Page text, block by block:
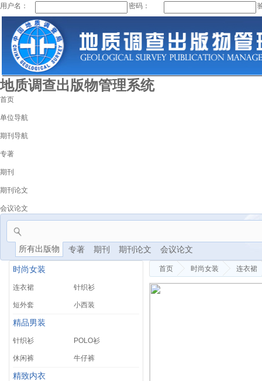
用户名： 密码：
地质调查出版物管理系统
首页
单位导航
期刊导航
专著
期刊
期刊论文
会议论文
所有出版物 专著 期刊 期刊论文 会议论文
时尚女装
连衣裙 针织衫
短外套 小西装
精品男装
针织衫 POLO衫
休闲裤 牛仔裤
精致内衣
首页 时尚女装 连衣裙